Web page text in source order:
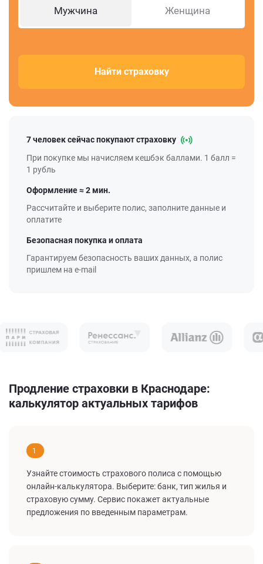
Мужчина Женщина
Найти страховку
7 человек сейчас покупают страховку
При покупке мы начисляем кешбэк баллами. 1 балл =
1 рубль
Оформление ≈ 2 мин.
Рассчитайте и выберите полис, заполните данные и
оплатите
Безопасная покупка и оплата
Гарантируем безопасность ваших данных, а полис
пришлем на e-mail
Продление страховки в Краснодаре:
калькулятор актуальных тарифов
1
Узнайте стоимость страхового полиса с помощью
онлайн-калькулятора. Выберите: банк, тип жилья и
страховую сумму. Сервис покажет актуальные
предложения по введенным параметрам.